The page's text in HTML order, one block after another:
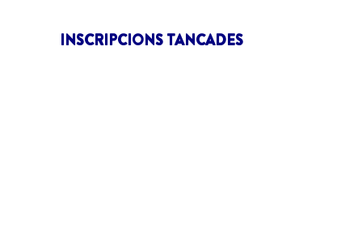
INSCRIPCIONS TANCADES